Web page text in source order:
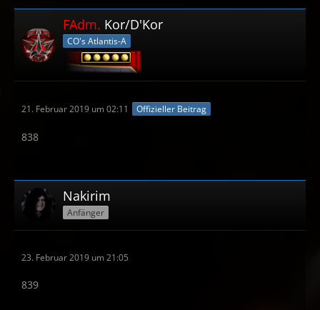
FAdm. Kor/D'Kor
CO's Atlantis-A
21. Februar 2019 um 02:11 Offizieller Beitrag
838
Nakirim
Anfänger
23. Februar 2019 um 21:05
839